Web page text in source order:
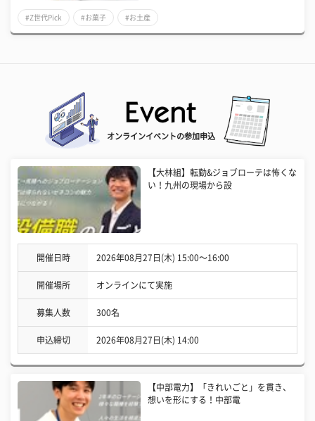
#Z世代Pick #お菓子 #お土産
オンラインイベントの参加申込
【大林組】転勤&ジョブローテは怖くな
い！九州の現場から設
開催日時 2026年08月27日(木) 15:00〜16:00
開催場所 オンラインにて実施
募集人数 300名
申込締切 2026年08月27日(木) 14:00
【中部電力】「きれいごと」を貫き、
想いを形にする！中部電